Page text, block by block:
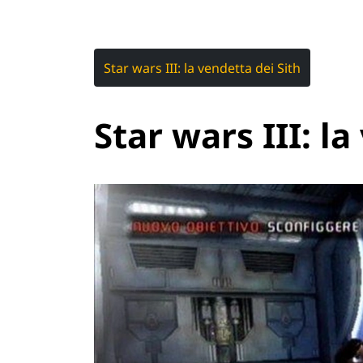
Star wars III: la vendetta dei Sith
Star wars III: